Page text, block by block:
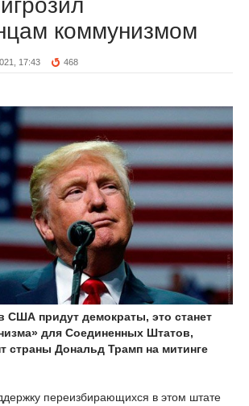
коммунизмом
17:43 468
США придут демократы, это станет
для Соединенных Штатов,
страны Дональд Трамп на митинге
переизбирающихся в этом штате